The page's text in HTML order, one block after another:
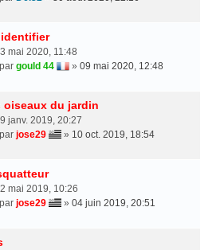
mai 2020, 11:48
gould 44 » 09 mai 2020, 12:48
oiseaux du jardin
janv. 2019, 20:27
jose29 » 10 oct. 2019, 18:54
mai 2019, 10:26
jose29 » 04 juin 2019, 20:51